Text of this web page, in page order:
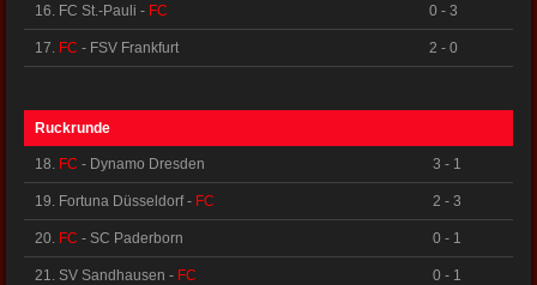
16. FC St.-Pauli - FC 0 - 3
17. FC - FSV Frankfurt 2 - 0
Ruckrunde
18. FC - Dynamo Dresden 3 - 1
19. Fortuna Düsseldorf - FC 2 - 3
20. FC - SC Paderborn 0 - 1
21. SV Sandhausen - FC 0 - 1